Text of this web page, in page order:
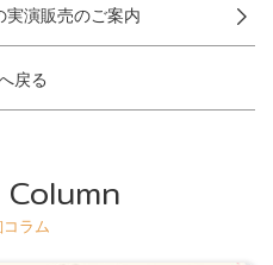
戻る
実演販売のご案内
ラム